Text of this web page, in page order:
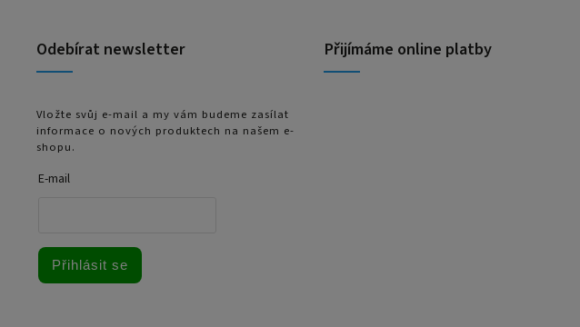
Odebírat newsletter
Vložte svůj e-mail a my vám budeme zasílat
informace o nových produktech na našem e-
shopu.
E-mail
Přihlásit se
Přijímáme online platby